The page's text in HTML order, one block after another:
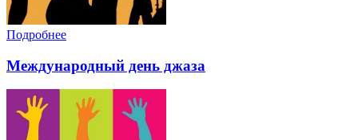
Подробнее
Международный день джаза